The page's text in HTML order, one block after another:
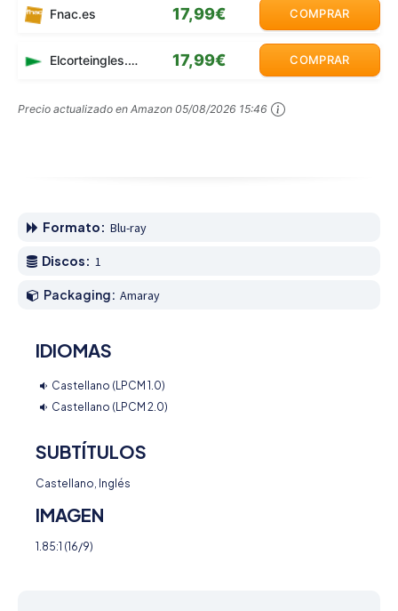
Fnac.es 17,99€ COMPRAR
Elcorteingles.es 17,99€ COMPRAR
Precio actualizado en Amazon 05/08/2026 15:46
Formato: Blu-ray
Discos: 1
Packaging: Amaray
IDIOMAS
Castellano (LPCM 1.0)
Castellano (LPCM 2.0)
SUBTÍTULOS
Castellano, Inglés
IMAGEN
1.85:1 (16/9)